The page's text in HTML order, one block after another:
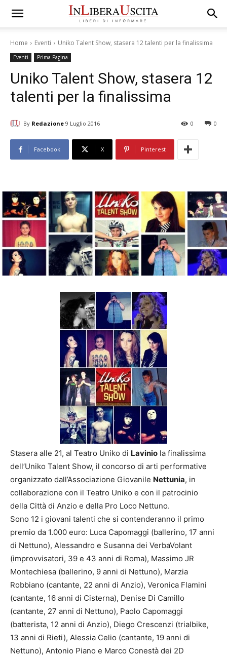
Home Eventi Uniko Talent Show, stasera 12 talenti per la finalissima
Eventi Prima Pagina
Uniko Talent Show, stasera 12
talenti per la finalissima
By Redazione 9 Luglio 2016 0
0
Facebook X Pinterest
Stasera alle 21, al Teatro Uniko di Lavinio la finalissima
dell’Uniko Talent Show, il concorso di arti performative
organizzato dall’Associazione Giovanile Nettunia, in
collaborazione con il Teatro Uniko e con il patrocinio
della Città di Anzio e della Pro Loco Nettuno.
Sono 12 i giovani talenti che si contenderanno il primo
premio da 1.000 euro: Luca Capomaggi (ballerino, 17 anni
di Nettuno), Alessandro e Susanna dei VerbaVolant
(improvvisatori, 39 e 43 anni di Roma), Massimo JR
Montechiesa (ballerino, 9 anni di Nettuno), Marzia
Robbiano (cantante, 22 anni di Anzio), Veronica Flamini
(cantante, 16 anni di Cisterna), Denise Di Camillo
(cantante, 27 anni di Nettuno), Paolo Capomaggi
(batterista, 12 anni di Anzio), Diego Crescenzi (trialbike,
13 anni di Rieti), Alessia Celio (cantante, 19 anni di
Nettuno), Antonio Piano e Marco Conestà dei 2D